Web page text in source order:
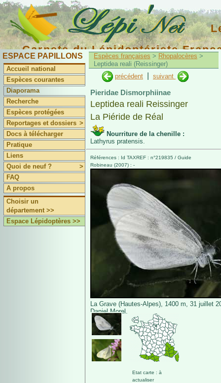
Carnets du Lépidoptériste
ESPACE PAPILLONS
Accueil national
Espèces courantes
Diaporama
Recherche
Espèces protégées
Reportages et dossiers >
Docs à télécharger
Pratique
Liens
Quoi de neuf ?
>
FAQ
A propos
Choisir un
département >>
Espace Lépidoptères >>
Espèces françaises > Rhopalocères >
Leptidea reali (Reissinger)
précédent
suivant
Pieridae Dismorphiinae
Leptidea reali Reissinger
La Piéride de Réal
Nourriture de la chenille :
Lathyrus pratensis.
Références : Id TAXREF : n°219835 / Guide
Robineau (2007) : -
La Grave (Hautes-Alpes), 1400 m, 31 juillet
Daniel Morel.
Etat carte : à
actualiser